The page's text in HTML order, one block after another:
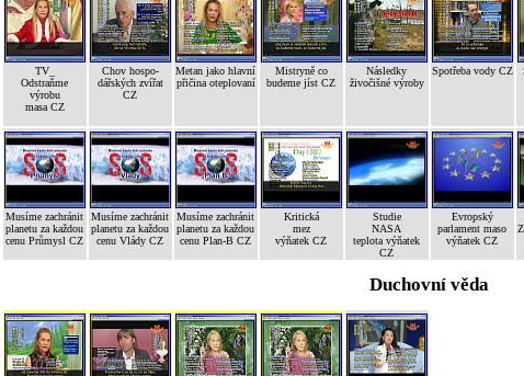
TV_
Odstraňme
výrobu
masa CZ
Chov hospo-
dářských zvířat
CZ
Metan jako hlavní
přičina oteplovaní
Mistryně co
budeme jíst CZ
Následky
živočišné výroby
Spotřeba vody CZ
Musíme zachránit
planetu za každou
cenu Průmysl CZ
Musíme zachránit
planetu za každou
cenu Vlády CZ
Musíme zachránit
planetu za každou
cenu Plan-B CZ
Kritická
mez
výňatek CZ
Studie
NASA
teplota výňatek
CZ
Evropský
parlament maso
výňatek CZ
Duchovní věda